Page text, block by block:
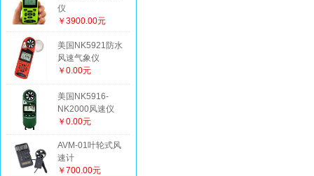
仪
￥3900.00元
美国NK5921防水
风速气象仪
￥0.00元
美国NK5916-
NK2000风速仪
￥0.00元
AVM-01叶轮式风
速计
￥700.00元